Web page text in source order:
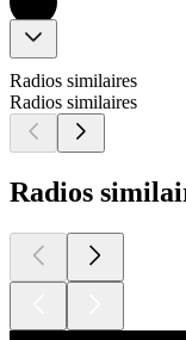
Radios similaires
Radios similaires
Radios